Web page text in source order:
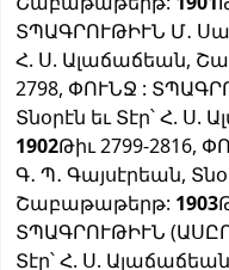
ՏՊԱԳՐՈՒԹԻՒՆ Մ․
Հ. Ս. Ալաճաճեան,
2798, ՓՈՒՆՋ :
Տնօրէն եւ Տէր՝ Հ.
1902Թիւ 2799-2816,
Գ․ Պ․ Գայսէրեան,
Շաբաթաթերթ: 1903
ՏՊԱԳՐՈՒԹԻՒՆ
Տէր՝ Հ. Ս.